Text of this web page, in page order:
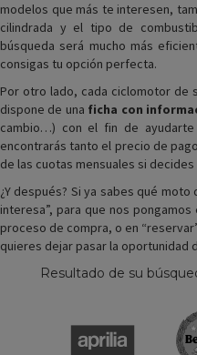
modelos que más te interesen,
cilindrada y el tipo de
búsqueda será mucho más
consigas tu opción perfecta.
Por otro lado, cada ciclomotor de
dispone de una ficha con
cambio…) con el fin de
encontrarás tanto el precio de
de las cuotas mensuales si
¿Y después? Si ya sabes qué
interesa”, para que nos
proceso de compra, o en
quieres dejar pasar la oportunidad
Resultado de su